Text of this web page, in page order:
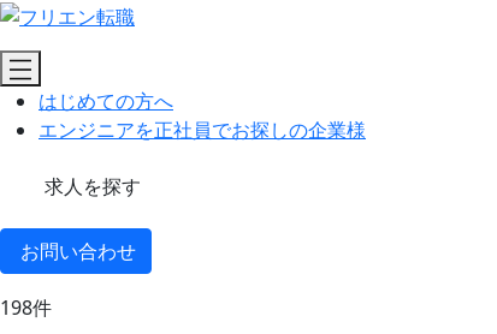
はじめての方へ
エンジニアを正社員でお探しの企業様
求人を探す
お問い合わせ
198件